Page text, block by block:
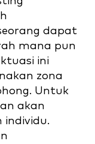
dapat
mana pun
ini
zona
Untuk
akan
individu.